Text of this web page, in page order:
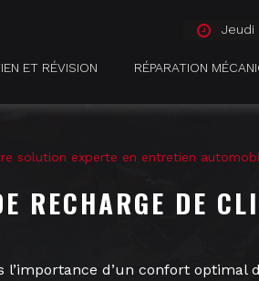
Jeudi
ET RÉVISION RÉPARATION
solution experte en entretien
RECHARGE DE
l’importance d’un confort